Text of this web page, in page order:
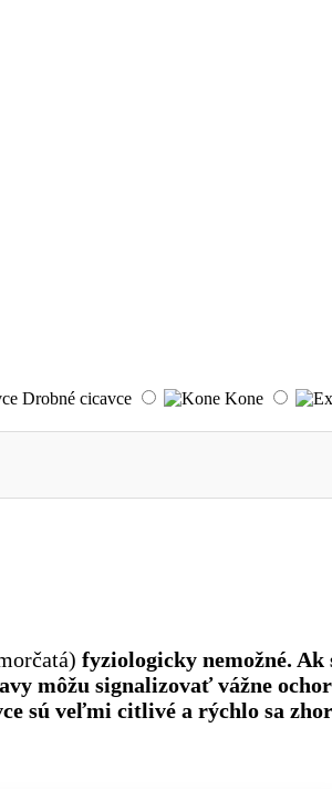
Drobné cicavce Kone
fyziologicky nemožné.
môžu signalizovať vážne
sú veľmi citlivé a rýchlo sa